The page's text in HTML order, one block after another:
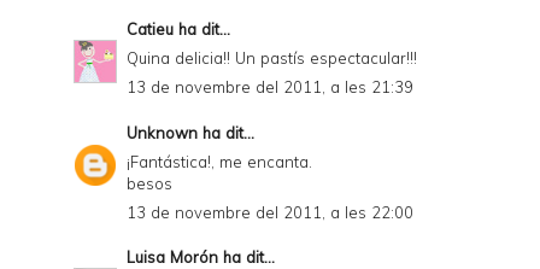
Catieu ha dit...
Quina delicia!! Un pastís espectacular!!!
13 de novembre del 2011, a les 21:39
Unknown ha dit...
¡Fantástica!, me encanta.
besos
13 de novembre del 2011, a les 22:00
Luisa Morón ha dit...